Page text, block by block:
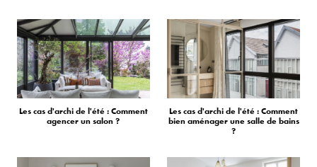
Les cas d'archi de l'été : Comment
agencer un salon ?
Les cas d'archi de l'été : Comment
bien aménager une salle de bains
?